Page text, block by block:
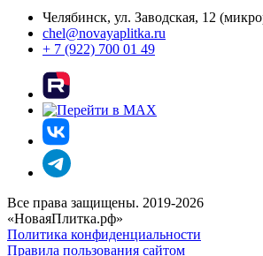
Челябинск, ул. Заводская, 12
chel@novayaplitka.ru
+ 7 (922) 700 01 49
Все права защищены. 2019-2026
«НоваяПлитка.рф»
Политика конфиденциальности
Правила пользования сайтом